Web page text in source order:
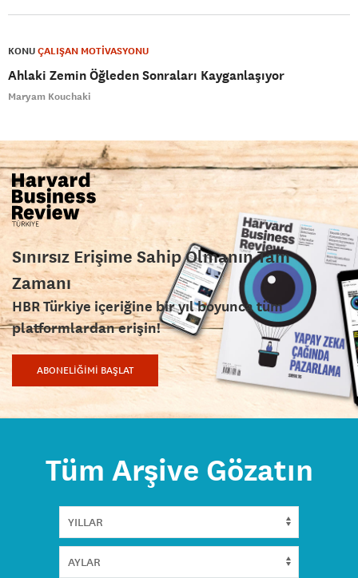
KONUÇALIŞAN MOTİVASYONU
Ahlaki Zemin Öğleden Sonraları Kayganlaşıyor
Maryam Kouchaki
Sınırsız Erişime Sahip Olmanın Tam
Zamanı
HBR Türkiye içeriğine bir yıl boyunca tüm
platformlardan erişin!
ABONELİĞİMİ BAŞLAT
Tüm Arşive Gözatın